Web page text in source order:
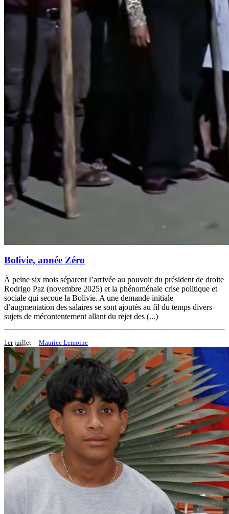
Bolivie, année Zéro
À peine six mois séparent l’arrivée au pouvoir du président de droite
Rodrigo Paz (novembre 2025) et la phénoménale crise politique et
sociale qui secoue la Bolivie. A une demande initiale
d’augmentation des salaires se sont ajoutés au fil du temps divers
sujets de mécontentement allant du rejet des (...)
1er juillet | Maurice Lemoine